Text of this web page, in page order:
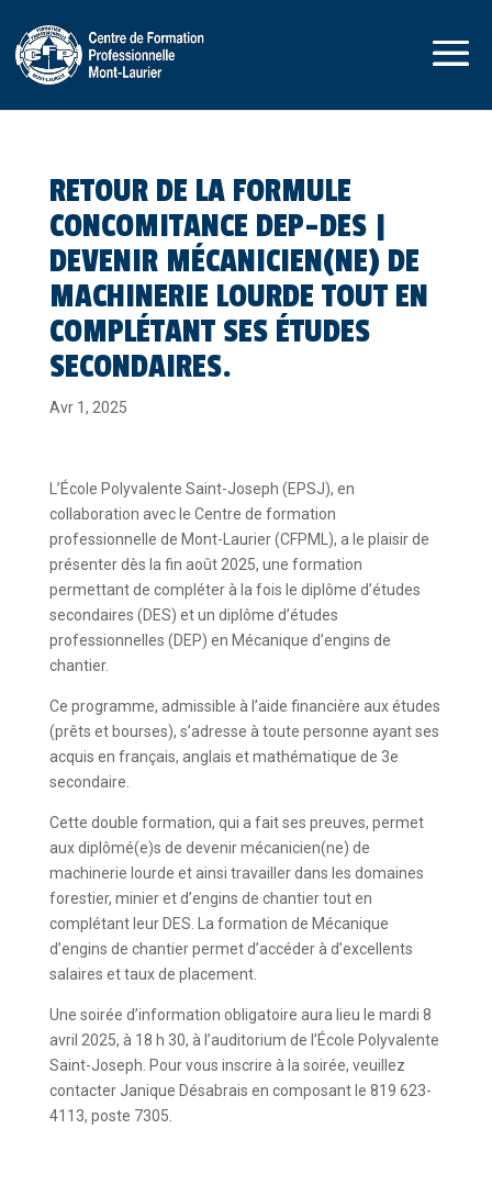
RETOUR DE LA FORMULE
CONCOMITANCE DEP-DES |
DEVENIR MÉCANICIEN(NE) DE
MACHINERIE LOURDE TOUT EN
COMPLÉTANT SES ÉTUDES
SECONDAIRES.
Avr 1, 2025
L’École Polyvalente Saint-Joseph (EPSJ), en
collaboration avec le Centre de formation
professionnelle de Mont-Laurier (CFPML), a le plaisir de
présenter dès la fin août 2025, une formation
permettant de compléter à la fois le diplôme d’études
secondaires (DES) et un diplôme d’études
professionnelles (DEP) en Mécanique d’engins de
chantier.
Ce programme, admissible à l’aide financière aux études
(prêts et bourses), s’adresse à toute personne ayant ses
acquis en français, anglais et mathématique de 3e
secondaire.
Cette double formation, qui a fait ses preuves, permet
aux diplômé(e)s de devenir mécanicien(ne) de
machinerie lourde et ainsi travailler dans les domaines
forestier, minier et d’engins de chantier tout en
complétant leur DES. La formation de Mécanique
d’engins de chantier permet d’accéder à d’excellents
salaires et taux de placement.
Une soirée d’information obligatoire aura lieu le mardi 8
avril 2025, à 18 h 30, à l’auditorium de l’École Polyvalente
Saint-Joseph. Pour vous inscrire à la soirée, veuillez
contacter Janique Désabrais en composant le 819 623-
4113, poste 7305.